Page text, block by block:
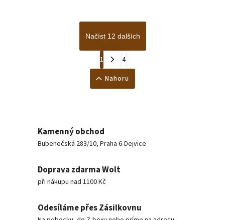
Načíst 12 dalších
1
4
Nahoru
Kamenný obchod
Bubenečská 283/10, Praha 6-Dejvice
Doprava zdarma Wolt
při nákupu nad 1100 Kč
Odesíláme přes Zásilkovnu